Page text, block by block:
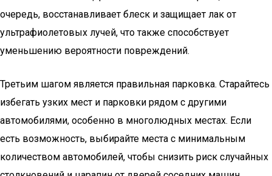
очередь, восстанавливает блеск и защищает лак от
ультрафиолетовых лучей, что также способствует
уменьшению вероятности повреждений.
Третьим шагом является правильная парковка. Старайтесь
избегать узких мест и парковки рядом с другими
автомобилями, особенно в многолюдных местах. Если
есть возможность, выбирайте места с минимальным
количеством автомобилей, чтобы снизить риск случайных